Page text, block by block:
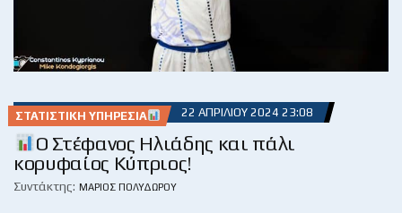
ΣΤΑΤΙΣΤΙΚΉ ΥΠΗΡΕΣΊΑ 22 ΑΠΡΙΛΊΟΥ 2024 23:08
Ο Στέφανος Ηλιάδης και πάλι
κορυφαίος Κύπριος!
Συντάκτης: ΜΆΡΙΟΣ ΠΟΛΥΔΏΡΟΥ